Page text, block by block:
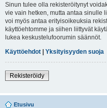
Sinun tulee olla rekisteröitynyt
vie vain hetken, mutta antaa sinulle
voi myös antaa erityisoikeuksia
käyttöehtomme ja siihen liittyvät
lukea keskustelufoorumin säännöt.
Käyttöehdot | Yksityisyyden suoja
Rekisteröidy
Etusivu